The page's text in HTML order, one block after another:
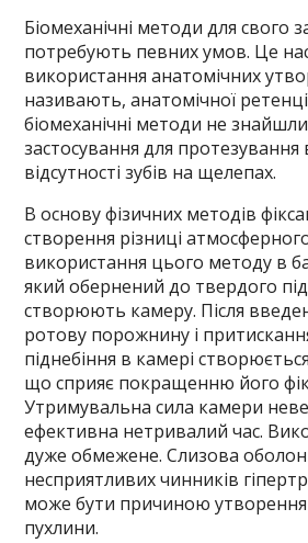
Біомеханічні методи для свого
потребують певних умов. Це
використання анатомічних
називають, анатомічної
біомеханічні методи не
застосування для протезування
відсутності зубів на щелепах.
В основу фізичних методів
створення різниці
використання цього методу в
який обернений до твердого
створюють камеру. Після
ротову порожнину і
піднебіння в камері
що сприяє покращенню його
Утримувальна сила камери
ефективна нетривалий час.
дуже обмежене. Слизова
несприятливих чинників
може бути причиною утворення
пухлини.